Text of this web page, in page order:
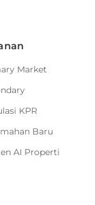
Market
KPR
Baru
AI Properti